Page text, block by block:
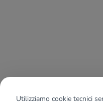
Utilizziamo cookie tecnici